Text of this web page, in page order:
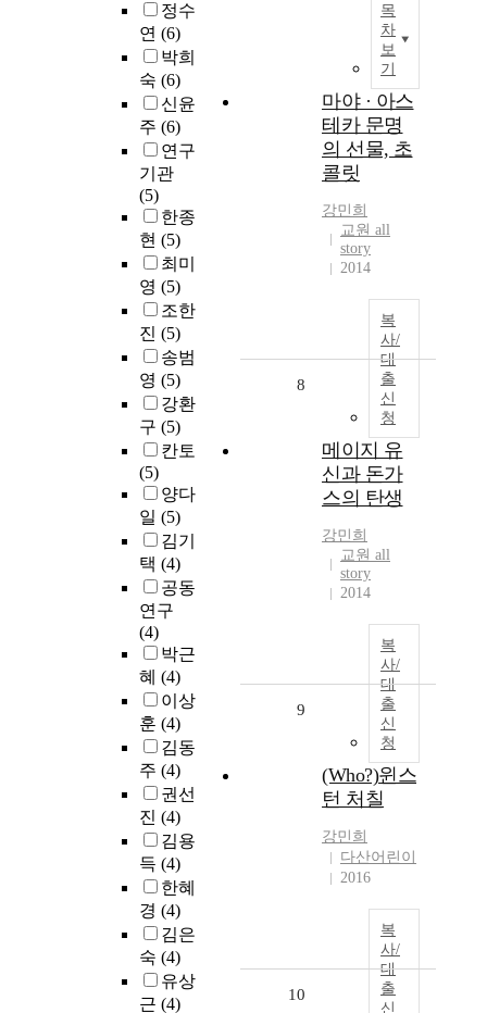
정수
연 (6)
박희
숙 (6)
신윤
주 (6)
연구
기관
(5)
한종
현 (5)
최미
영 (5)
조한
진 (5)
송범
영 (5)
강환
구 (5)
칸토
(5)
양다
일 (5)
김기
택 (4)
공동
연구
(4)
박근
혜 (4)
이상
훈 (4)
김동
주 (4)
권선
진 (4)
김용
득 (4)
한혜
경 (4)
김은
숙 (4)
유상
근 (4)
목
차
보
기
마야 · 아스
테카 문명
의 선물, 초
콜릿
강민희
교원 all
story
2014
복
사/
대
출
신
청
8
메이지 유
신과 돈가
스의 탄생
강민희
교원 all
story
2014
복
사/
대
출
신
청
9
(Who?)윈스
턴 처칠
강민희
다산어린이
2016
복
사/
대
출
신
10